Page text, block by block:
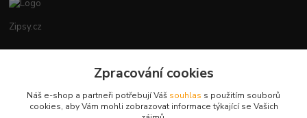
Zipsy.cz
+420774877333
obchod@zipsy.cz
Zpracování cookies
Náš e-shop a partneři potřebují Váš souhlas s použitím souborů
cookies, aby Vám mohli zobrazovat informace týkající se Vašich